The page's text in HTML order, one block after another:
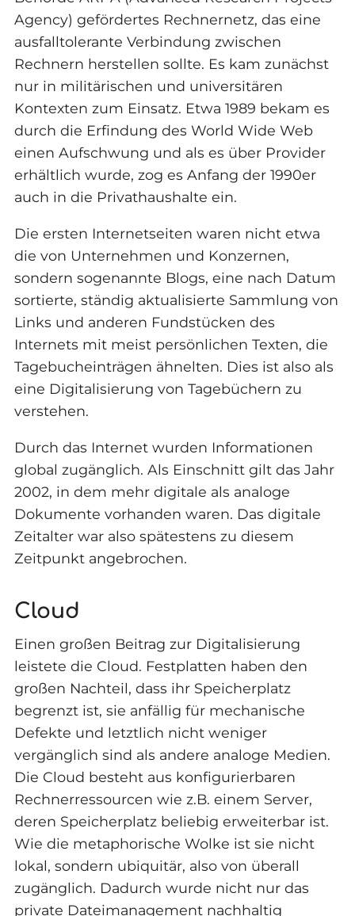
Agency) gefördertes Rechnernetz, das eine
ausfalltolerante Verbindung zwischen
Rechnern herstellen sollte. Es kam zunächst
nur in militärischen und universitären
Kontexten zum Einsatz. Etwa 1989 bekam es
durch die Erfindung des World Wide Web
einen Aufschwung und als es über Provider
erhältlich wurde, zog es Anfang der 1990er
auch in die Privathaushalte ein.
Die ersten Internetseiten waren nicht etwa
die von Unternehmen und Konzernen,
sondern sogenannte Blogs, eine nach Datum
sortierte, ständig aktualisierte Sammlung von
Links und anderen Fundstücken des
Internets mit meist persönlichen Texten, die
Tagebucheinträgen ähnelten. Dies ist also als
eine Digitalisierung von Tagebüchern zu
verstehen.
Durch das Internet wurden Informationen
global zugänglich. Als Einschnitt gilt das Jahr
2002, in dem mehr digitale als analoge
Dokumente vorhanden waren. Das digitale
Zeitalter war also spätestens zu diesem
Zeitpunkt angebrochen.
Cloud
Einen großen Beitrag zur Digitalisierung
leistete die Cloud. Festplatten haben den
großen Nachteil, dass ihr Speicherplatz
begrenzt ist, sie anfällig für mechanische
Defekte und letztlich nicht weniger
vergänglich sind als andere analoge Medien.
Die Cloud besteht aus konfigurierbaren
Rechnerressourcen wie z.B. einem Server,
deren Speicherplatz beliebig erweiterbar ist.
Wie die metaphorische Wolke ist sie nicht
lokal, sondern ubiquitär, also von überall
zugänglich. Dadurch wurde nicht nur das
private Dateimanagement nachhaltig